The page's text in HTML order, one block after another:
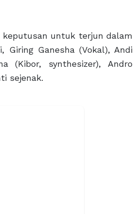
untuk terjun dalam
Ganesha (Vokal), Andi
(Kibor, synthesizer), Andro
sejenak.